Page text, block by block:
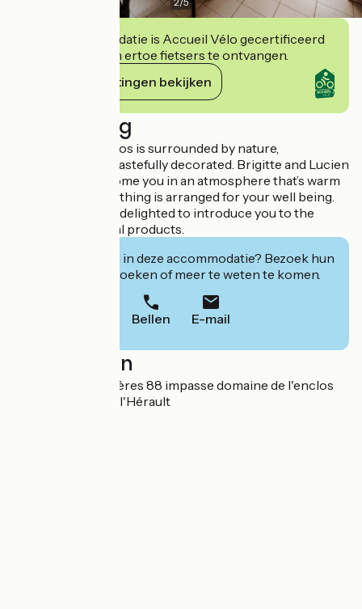
Deze accommodatie is Accueil Vélo gecertificeerd
en verbindt zich ertoe fietsers te ontvangen.
Haar verplichtingen bekijken
Beschrijving
The Mas de L’Enclos is surrounded by nature,
comfortable and tastefully decorated. Brigitte and Lucien
are there to welcome you in an atmosphere that’s warm
and friendly. Everything is arranged for your well being.
Your hosts will be delighted to introduce you to the
region and its local products.
Geïnteresseerd in deze accommodatie? Bezoek hun
website om te boeken of meer te weten te komen.
Bellen E-mail
Localisation
Chemin des Servières 88 impasse domaine de l'enclos
34800 Clermont-l'Hérault